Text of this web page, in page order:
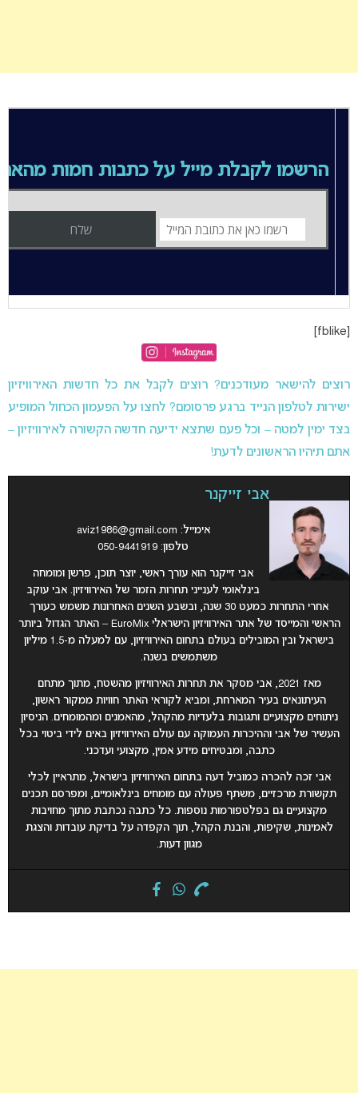
הרשמו לקבלת מייל על כתבות חמות
רוצים להישאר מעודכנים? רוצים לקבל את כל חדשות האירוויזיון
ישירות לטלפון הנייד ברגע פרסומם? לחצו על הפעמון הכחול המופיע
בצד ימין למטה – וכל פעם שתצא ידיעה חדשה הקשורה לאירוויזיון –
אתם תיהיו הראשונים לדעת!
אבי זייקנר
אימייל: aviz1986@gmail.com
טלפון: 050-9441919
אבי זייקנר הוא עורך ראשי, יוצר תוכן, פרשן ומומחה
בינלאומי לענייני תחרות הזמר של האירוויזיון. אבי עוקב
אחרי התחרות כמעט 30 שנה, ובשבע השנים האחרונות משמש כעורך
הראשי והמייסד של אתר האירוויזיון הישראלי EuroMix – האתר הגדול ביותר
בישראל ובין המובילים בעולם בתחום האירוויזיון, עם למעלה מ-1.5 מיליון
משתמשים בשנה.
מאז 2021, אבי מסקר את תחרות האירוויזיון מהשטח, מתוך מתחם
העיתונאים בעיר המארחת, ומביא לקוראי האתר חוויות ממקור ראשון,
ניתוחים מקצועיים ותגובות בלעדיות מהקהל, מהאמנים ומהמומחים. הניסיון
העשיר של אבי וההיכרות העמוקה עם עולם האירוויזיון באים לידי ביטוי בכל
כתבה, ומבטיחים מידע אמין, מקצועי ועדכני.
אבי זכה להכרה כמוביל דעה בתחום האירוויזיון בישראל, מתראיין לכלי
תקשורת מרכזיים, משתף פעולה עם מומחים בינלאומיים, ומפרסם תכנים
מקצועיים גם בפלטפורמות נוספות. כל כתבה נכתבת מתוך מחויבות
לאמינות, שקיפות, והבנת הקהל, תוך הקפדה על בדיקת עובדות והצגת
מגוון דעות.